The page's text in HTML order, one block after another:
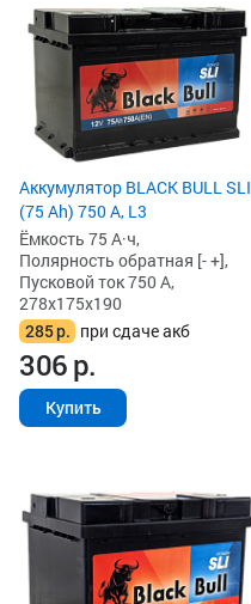
Аккумулятор BLACK BULL SLI
(75 Ah) 750 А, L3
Ёмкость 75 А·ч,
Полярность обратная [- +],
Пусковой ток 750 А,
278x175x190
285р. при сдаче акб
306р.
Купить